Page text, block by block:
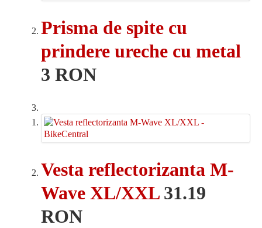
Prisma de spite cu
prindere ureche cu metal
3 RON
Vesta reflectorizanta M-
Wave XL/XXL 31.19
RON